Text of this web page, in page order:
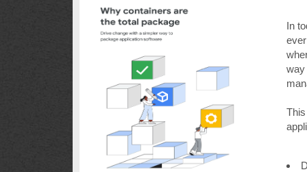
In
way